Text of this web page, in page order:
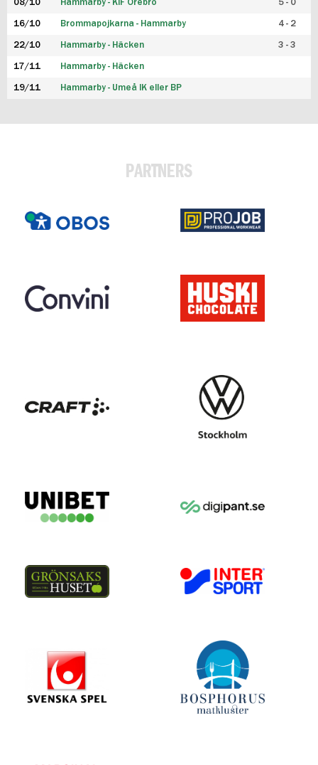
08/10 Hammarby - KIF Örebro 5 - 0
16/10 Brommapojkarna - Hammarby 4 - 2
22/10 Hammarby - Häcken 3 - 3
17/11 Hammarby - Häcken
19/11 Hammarby - Umeå IK eller BP
PARTNERS